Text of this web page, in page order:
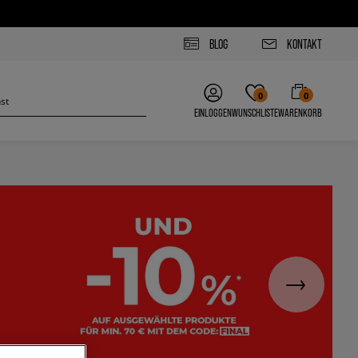
BLOG KONTAKT
EINLOGGEN
0
WUNSCHLISTE
0
WARENKORB